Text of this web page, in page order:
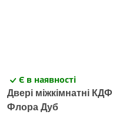
Є в наявності
Двері міжкімнатні КДФ
Флора Дуб